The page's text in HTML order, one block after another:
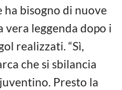
ha bisogno di nuove
leggenda dopo i
realizzati. “Sì,
che si sbilancia
Presto la